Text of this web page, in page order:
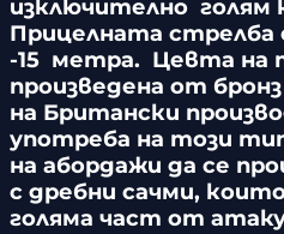
изключително голям
Прицелната стрелба
-15 метра. Цевта на
произведена от
на Британски
употреба на този
на абордажи да се
с дребни сачми,
голяма част от